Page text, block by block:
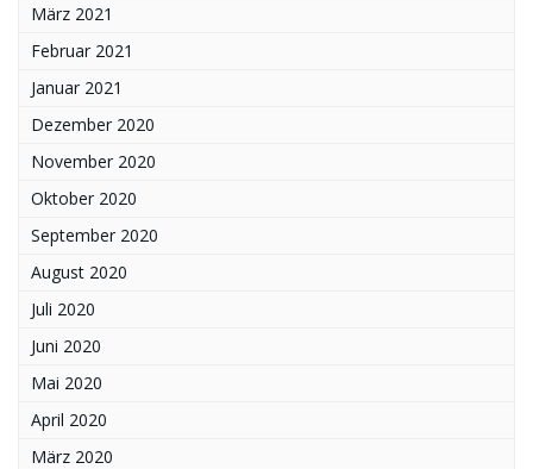
März 2021
Februar 2021
Januar 2021
Dezember 2020
November 2020
Oktober 2020
September 2020
August 2020
Juli 2020
Juni 2020
Mai 2020
April 2020
März 2020